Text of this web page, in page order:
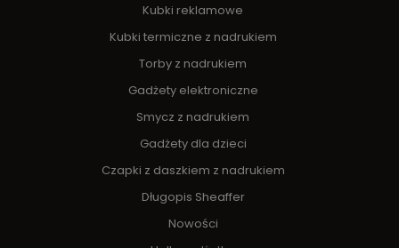
Kubki reklamowe
Kubki termiczne z nadrukiem
Torby z nadrukiem
Gadżety elektroniczne
Smycz z nadrukiem
Gadżety dla dzieci
Czapki z daszkiem z nadrukiem
Długopis Sheaffer
Nowości